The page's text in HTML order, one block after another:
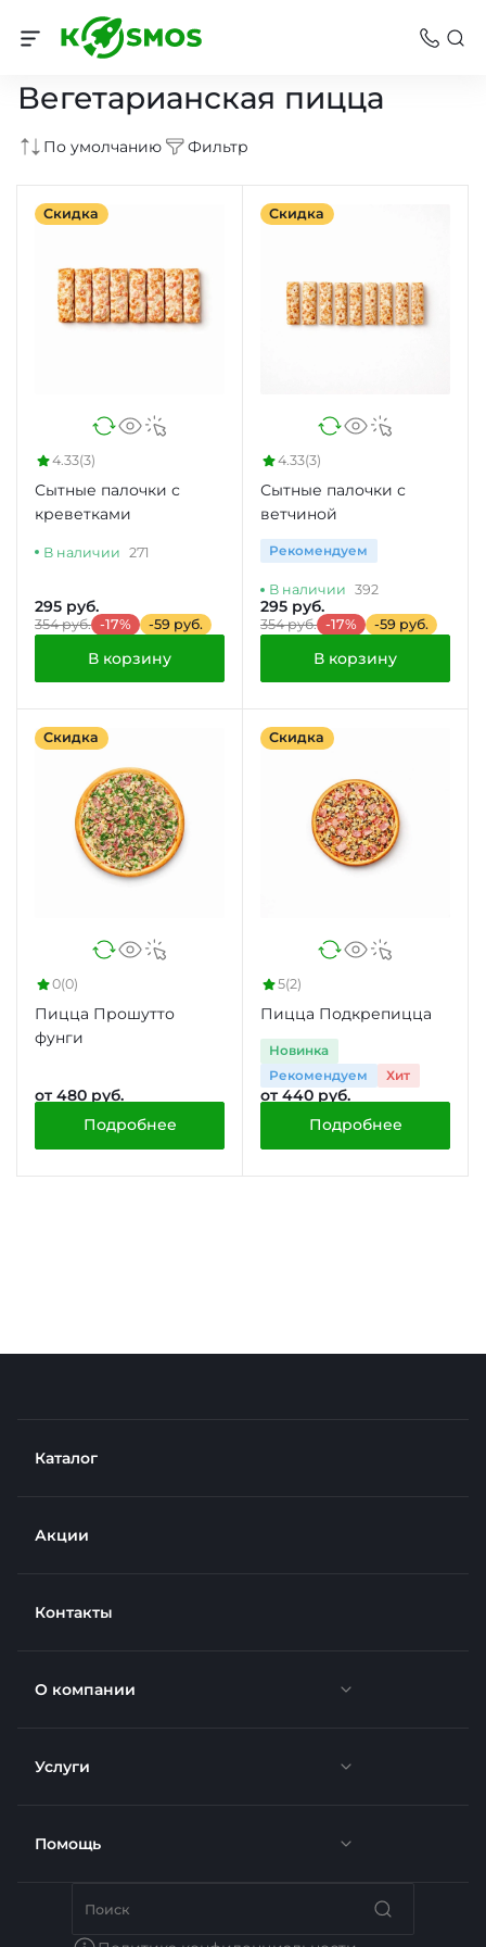
Вегетарианская пицца
По умолчанию Фильтр
Скидка
4.33(3)
Сытные палочки с
креветками
В наличии 271
295 руб.
354 руб. -17% -59 руб.
В корзину
Скидка
4.33(3)
Сытные палочки с
ветчиной
Рекомендуем
В наличии 392
295 руб.
354 руб. -17% -59 руб.
В корзину
Скидка
0(0)
Пицца Прошутто
фунги
от 480 руб.
Подробнее
Скидка
5(2)
Пицца Подкрепицца
Новинка
Рекомендуем
Хит
от 440 руб.
Подробнее
Каталог
Акции
Контакты
О компании
Новости
Отзывы
Вакансии
Услуги
Доставка
Недвижимость
Помощь